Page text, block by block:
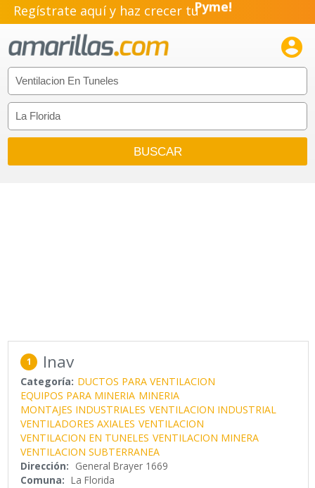
Regístrate aquí y haz crecer tuPyme!
Emprendimiento!

1 Inav
Categoría: DUCTOS PARA VENTILACION
EQUIPOS PARA MINERIA MINERIA
MONTAJES INDUSTRIALES VENTILACION INDUSTRIAL
VENTILADORES AXIALES VENTILACION
VENTILACION EN TUNELES VENTILACION MINERA
VENTILACION SUBTERRANEA
Dirección: General Brayer 1669
Comuna: La Florida